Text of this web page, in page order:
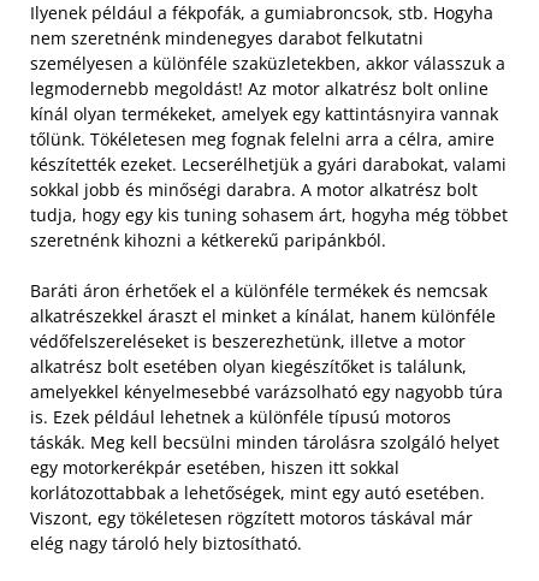
Ilyenek például a fékpofák, a gumiabroncsok, stb. Hogyha
nem szeretnénk mindenegyes darabot felkutatni
személyesen a különféle szaküzletekben, akkor válasszuk a
legmodernebb megoldást! Az motor alkatrész bolt online
kínál olyan termékeket, amelyek egy kattintásnyira vannak
tőlünk. Tökéletesen meg fognak felelni arra a célra, amire
készítették ezeket. Lecserélhetjük a gyári darabokat, valami
sokkal jobb és minőségi darabra. A motor alkatrész bolt
tudja, hogy egy kis tuning sohasem árt, hogyha még többet
szeretnénk kihozni a kétkerekű paripánkból.
Baráti áron érhetőek el a különféle termékek és nemcsak
alkatrészekkel áraszt el minket a kínálat, hanem különféle
védőfelszereléseket is beszerezhetünk, illetve a motor
alkatrész bolt esetében olyan kiegészítőket is találunk,
amelyekkel kényelmesebbé varázsolható egy nagyobb túra
is. Ezek például lehetnek a különféle típusú motoros
táskák. Meg kell becsülni minden tárolásra szolgáló helyet
egy motorkerékpár esetében, hiszen itt sokkal
korlátozottabbak a lehetőségek, mint egy autó esetében.
Viszont, egy tökéletesen rögzített motoros táskával már
elég nagy tároló hely biztosítható.